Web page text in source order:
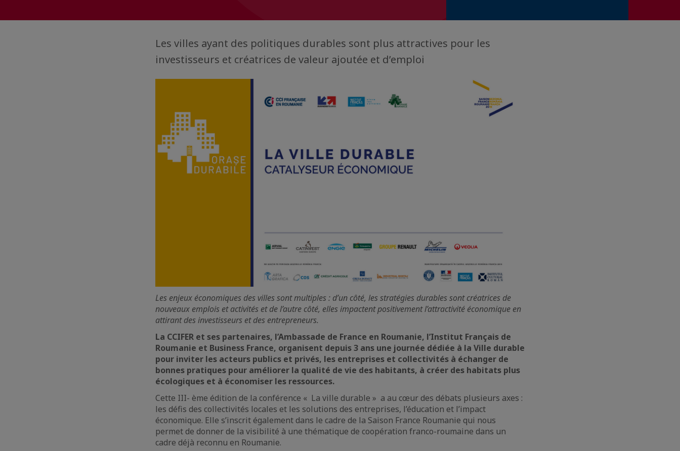
Les villes ayant des politiques durables sont plus attractives pour les
investisseurs et créatrices de valeur ajoutée et d’emploi
Les enjeux économiques des villes sont multiples : d’un côté, les stratégies durables sont créatrices de
nouveaux emplois et activités et de l’autre côté, elles impactent positivement l’attractivité économique en
attirant des investisseurs et des entrepreneurs.
La CCIFER et ses partenaires, l’Ambassade de France en Roumanie, l’Institut Français de
Roumanie et Business France, organisent depuis 3 ans une journée dédiée à la Ville durable
pour inviter les acteurs publics et privés, les entreprises et collectivités à échanger de
bonnes pratiques pour améliorer la qualité de vie des habitants, à créer des habitats plus
écologiques et à économiser les ressources.
Cette III- ème édition de la conférence « La ville durable » a au cœur des débats plusieurs axes :
les défis des collectivités locales et les solutions des entreprises, l’éducation et l’impact
économique. Elle s’inscrit également dans le cadre de la Saison France Roumanie qui nous
permet de donner de la visibilité à une thématique de coopération franco-roumaine dans un
cadre déjà reconnu en Roumanie.